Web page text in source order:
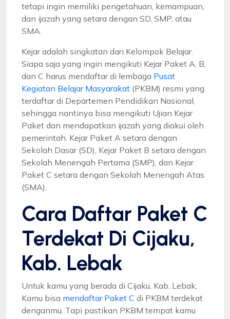
tetapi ingin memiliki pengetahuan, kemampuan,
dan ijazah yang setara dengan SD, SMP, atau
SMA.
Kejar adalah singkatan dari Kelompok Belajar.
Siapa saja yang ingin mengikuti Kejar Paket A, B,
dan C harus mendaftar di lembaga Pusat
Kegiatan Belajar Masyarakat (PKBM) resmi yang
terdaftar di Departemen Pendidikan Nasional,
sehingga nantinya bisa mengikuti Ujian Kejar
Paket dan mendapatkan ijazah yang diakui oleh
pemerintah. Kejar Paket A setara dengan
Sekolah Dasar (SD), Kejar Paket B setara dengan
Sekolah Menengah Pertama (SMP), dan Kejar
Paket C setara dengan Sekolah Menengah Atas
(SMA).
Cara Daftar Paket C
Terdekat Di Cijaku,
Kab. Lebak
Untuk kamu yang berada di Cijaku, Kab. Lebak,
Kamu bisa mendaftar Paket C di PKBM terdekat
denganmu. Tapi pastikan PKBM tempat kamu